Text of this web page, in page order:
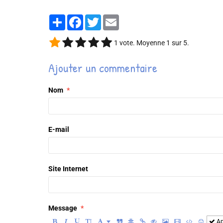
PartagerFacebook
Twitter
1 vote. Moyenne 1 sur 5.
Ajouter un commentaire
Nom
E-mail
Site Internet
Message